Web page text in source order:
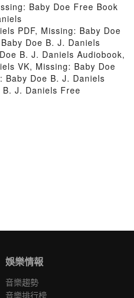
Baby Doe Free Book
PDF, Missing: Baby Doe
Doe B. J. Daniels
B. J. Daniels Audiobook,
VK, Missing: Baby Doe
Baby Doe B. J. Daniels
B. J. Daniels Free
娛樂情報
音樂趨勢
音樂排行榜